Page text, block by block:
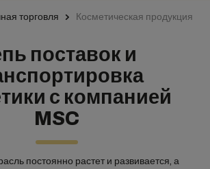
торговля Косметическая продукция
поставок и
с компанией
MSC
постоянно растет и развивается, а